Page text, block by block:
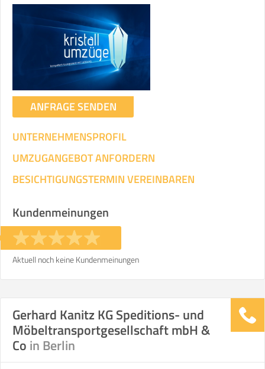
Vergleichsergebnis basierend auf Ihren
Umzugsdaten für Tragen und
Transportieren
Ihre Angaben:
am
Selbst umziehen
Stunden Stunden
KOSTENSCHÄTZUNG: € -€
ANFRAGE SENDEN
UNTERNEHMENSPROFIL
UMZUGANGEBOT ANFORDERN
BESICHTIGUNGSTERMIN VEREINBAREN
Kundenmeinungen
Aktuell noch keine Kundenmeinungen
Gerhard Kanitz KG Speditions- und
Möbeltransportgesellschaft mbH &
Co in Berlin